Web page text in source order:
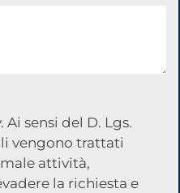
sensi del D. Lgs.
vengono trattati
attività,
la richiesta e